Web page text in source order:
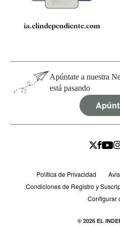
ia.elindependiente.com
Apúntate a nuestra
está pasando
Política de Privacidad
Condiciones de Registro y
Configurar
© 2026 EL